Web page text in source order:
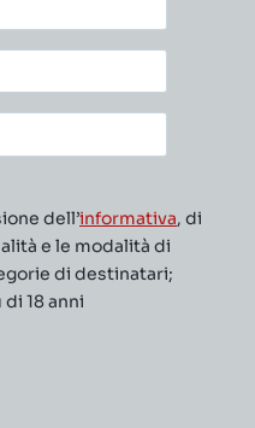
dell’informativa, di
e le modalità di
di destinatari;
18 anni